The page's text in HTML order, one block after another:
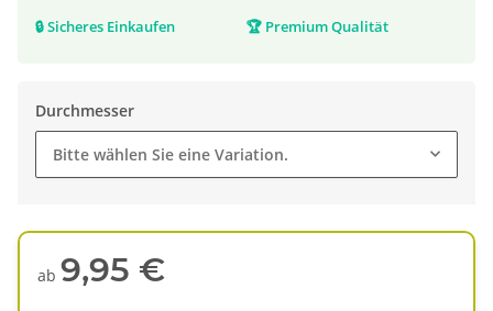
🔒Sicheres Einkaufen 🏆 Premium Qualität
Durchmesser
Bitte wählen Sie eine Variation.
ab 9,95 €